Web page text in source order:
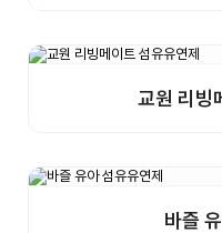
교원 리빙
상세보기
바즐